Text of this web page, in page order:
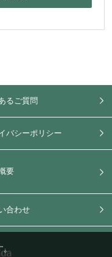
るご質問
バシーポリシー
要
合わせ
。